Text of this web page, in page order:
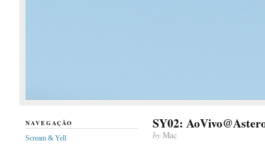
SY02:
byMac
NAVEGAÇÃO
Scream & Yell